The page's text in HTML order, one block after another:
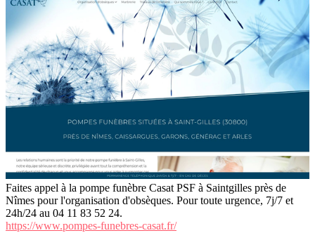
Faites appel à la pompe funèbre Casat PSF à Saintgilles près de
Nîmes pour l'organisation d'obsèques. Pour toute urgence, 7j/7 et
24h/24 au 04 11 83 52 24.
https://www.pompes-funebres-casat.fr/